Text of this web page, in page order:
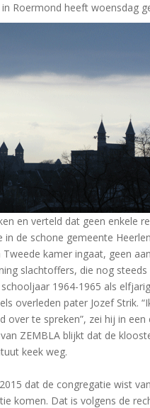
Roermond heeft woensdag
en verteld dat geen enkele
in de schone gemeente
kamer ingaat, geen
slachtoffers, die nog
1964-1965 als
overleden pater Jozef Strik.
over te spreken”, zei hij in
ZEMBLA blijkt dat de
keek weg.
dat de congregatie wist
komen. Dat is volgens de